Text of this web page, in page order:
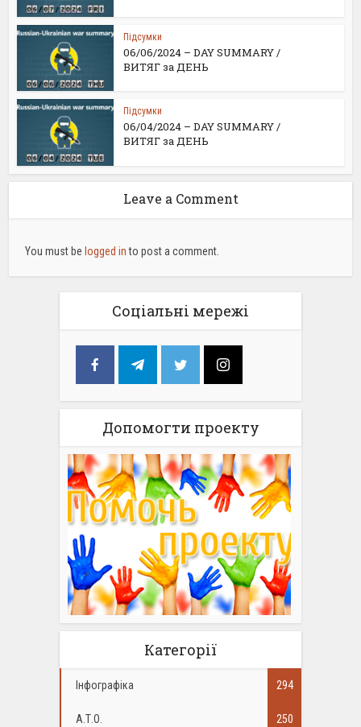
Підсумки
06/06/2024 – DAY SUMMARY /
ВИТЯГ за ДЕНЬ
Підсумки
06/04/2024 – DAY SUMMARY /
ВИТЯГ за ДЕНЬ
Leave a Comment
You must be logged into post a comment.
Соціальні мережі
Допомогти проекту
Категорії
Інфографіка 294
А.Т.О. 250